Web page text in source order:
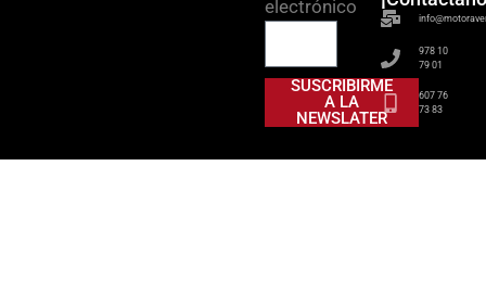
electrónico
SUSCRIBIRME
A LA
NEWSLATER
978 10
79 01
607 76
73 83